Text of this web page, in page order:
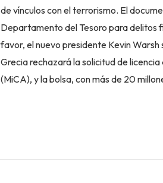
de vínculos con el terrorismo. El
Departamento del Tesoro para delitos
favor, el nuevo presidente Kevin Warsh
Grecia rechazará la solicitud de
(MiCA), y la bolsa, con más de 20